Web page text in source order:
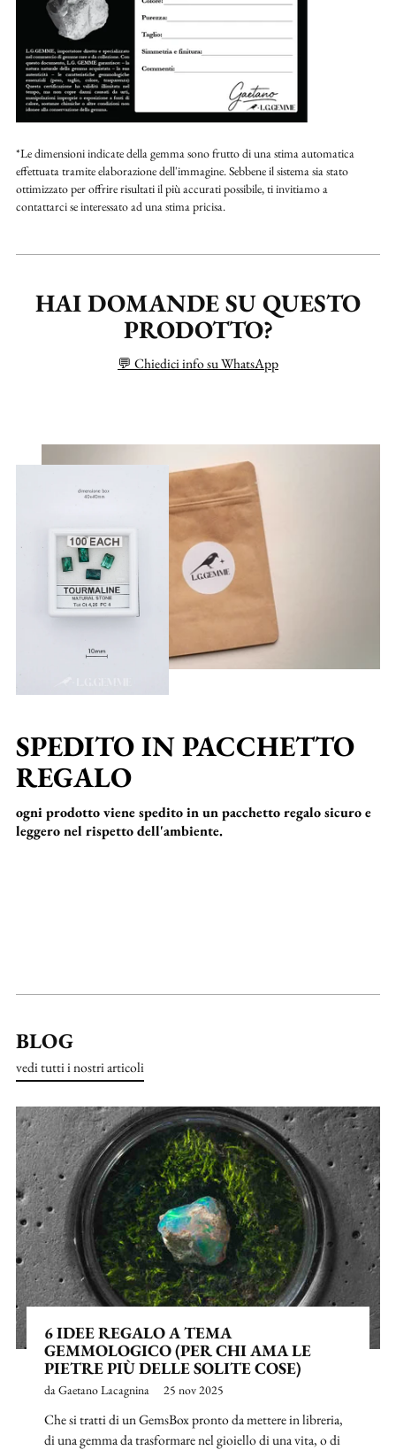
*Le dimensioni indicate della gemma sono frutto di una stima automatica
effettuata tramite elaborazione dell'immagine. Sebbene il sistema sia stato
ottimizzato per offrire risultati il più accurati possibile, ti invitiamo a
contattarci se interessato ad una stima pricisa.
HAI DOMANDE SU QUESTO
PRODOTTO?
💬 Chiedici info su WhatsApp
SPEDITO IN PACCHETTO
REGALO
ogni prodotto viene spedito in un pacchetto regalo sicuro e
leggero nel rispetto dell'ambiente.
BLOG
vedi tutti i nostri articoli
6 IDEE REGALO A TEMA
GEMMOLOGICO (PER CHI AMA LE
PIETRE PIÙ DELLE SOLITE COSE)
da Gaetano Lacagnina 25 nov 2025
Che si tratti di un GemsBox pronto da mettere in libreria,
di una gemma da trasformare nel gioiello di una vita, o di